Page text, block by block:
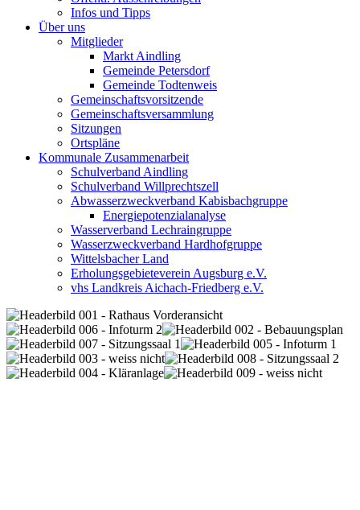
Infos und Tipps
Über uns
Mitglieder
Markt Aindling
Gemeinde Petersdorf
Gemeinde Todtenweis
Gemeinschaftsvorsitzende
Gemeinschaftsversammlung
Sitzungen
Ortspläne
Kommunale Zusammenarbeit
Schulverband Aindling
Schulverband Willprechtszell
Abwasserzweckverband Kabisbachgruppe
Energiepotenzialanalyse
Wasserverband Lechraingruppe
Wasserzweckverband Hardhofgruppe
Wittelsbacher Land
Erholungsgebieteverein Augsburg e.V.
vhs Landkreis Aichach-Friedberg e.V.